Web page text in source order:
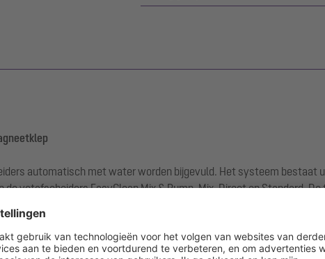
automatisch met water worden bijgevuld. Het systeem bestaat
vetafscheiders EasyClean Mix & Pump, Mix, Direct en Standard.